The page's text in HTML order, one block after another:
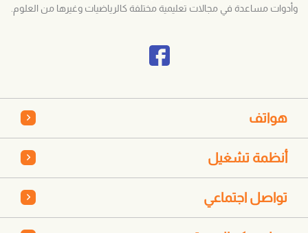
وأدوات مساعدة في مجالات تعليمية مختلفة كالرياضيات وغيرها من العلوم.
هواتف
أنظمة تشغيل
تواصل اجتماعي